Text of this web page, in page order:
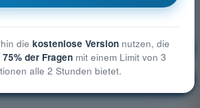
Flugplanung Ausbildung!
die kostenlose Versionnutzen, die
75% der Fragenmit einem Limit von 3
alle 2 Stunden bietet.